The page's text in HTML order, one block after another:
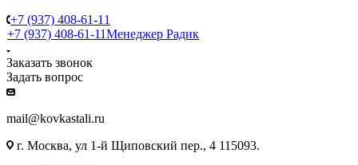
+7 (937) 408-61-11
+7 (937) 408-61-11Менеджер Радик
Заказать звонок
Задать вопрос
mail@kovkastali.ru
г. Москва, ул 1-й Щиповский пер., 4 115093.